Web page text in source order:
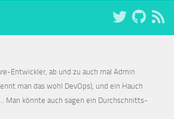
Entwickler, ab und zu auch mal Admin
man das wohl DevOps), und ein Hauch
Man könnte auch sagen ein Durchschnitts-